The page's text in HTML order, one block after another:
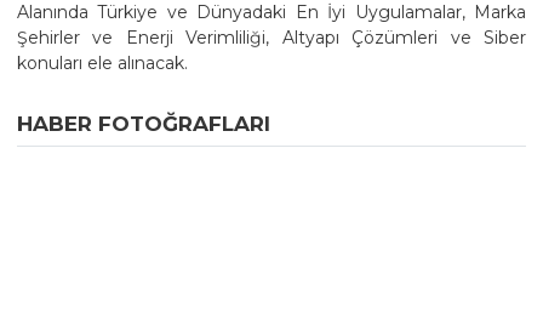
Alanında Türkiye ve Dünyadaki En İyi Uygulamalar, Marka
Şehirler ve Enerji Verimliliği, Altyapı Çözümleri ve Siber
konuları ele alınacak.
HABER FOTOĞRAFLARI